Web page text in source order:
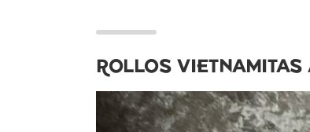
ROLLOS VIETNAMITAS